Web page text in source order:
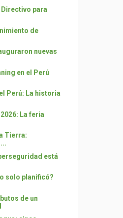
Directivo para
de
nuevas
en el Perú
Perú: La historia
La feria
Tierra:
está
solo planificó?
de un